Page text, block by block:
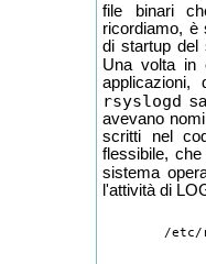
file binari
ricordiamo, è
di startup del
Una volta in
applicazioni,
rsyslogd
avevano
scritti nel
flessibile,
sistema
l'attività di